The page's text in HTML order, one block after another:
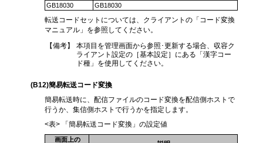
GB18030
GB18030
転送コードセットについては、クライアントの「コード変換
マニュアル」を参照してください。
【備考】
本項目を管理画面から参照･更新する場合、収容ク
ライアント設定の［基本設定］にある「漢字コー
ド種」を使用してください。
(B12)簡易転送コード変換
簡易転送時に、配信ファイルのコード変換を配信側ホストで
行うか、集信側ホストで行うかを指定します。
<表> 「簡易転送コード変換」の設定値
画面上の